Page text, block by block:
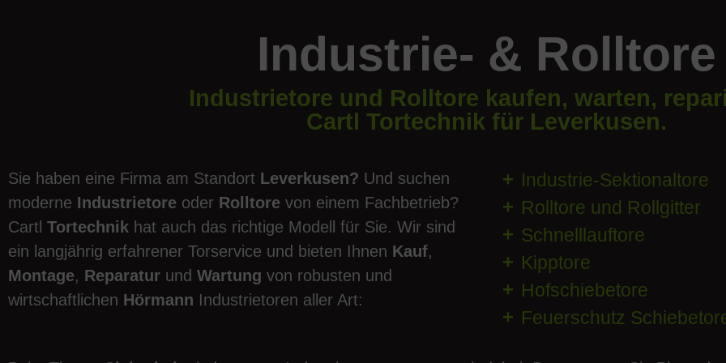
Industrie- & Rolltore
Industrietore und Rolltore kaufen, warten,
Cartl Tortechnik für Leverkusen.
Sie haben eine Firma am Standort Leverkusen? Und suchen
moderne Industrietore oder Rolltore von einem Fachbetrieb?
Cartl Tortechnik hat auch das richtige Modell für Sie. Wir sind
ein langjährig erfahrener Torservice und bieten Ihnen Kauf,
Montage, Reparatur und Wartung von robusten und
wirtschaftlichen Hörmann Industrietoren aller Art:
Industrie-Sektionaltore
Rolltore und Rollgitter
Schnelllauftore
Kipptore
Hofschiebetore
Feuerschutz